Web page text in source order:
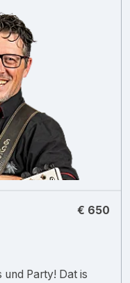
€ 650
Party! Dat is